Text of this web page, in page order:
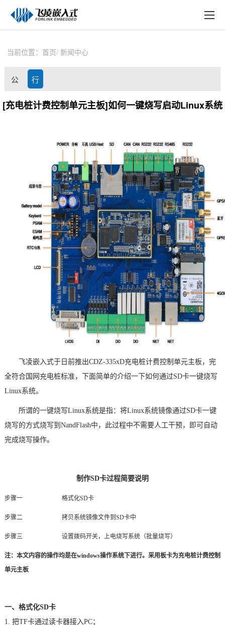
技术与支持
在线文档
新闻中心
技术论坛
在线购买
当前位置： 首页 新闻中心
公
司
行
业
[充电桩计费控制单元主板]如何一键烧写启动Linux系统
飞凌嵌入式于日前推出CDZ-335xD充电桩计费控制单元主板，完
全符合国网 充电桩标准，下面简单的介绍一下如何通过SD卡一键烧写
Linux系统。
所谓的一键烧写Linux系统是指：将Linux系统镜像通过SD卡一键
烧写的方式烧写到NandFlash中，此过程中不需要人工干预，即可自动
完成烧写操作。
制作SD卡过程简要说明
步骤一 格式化SD卡
步骤二 拷贝系统镜像文件到SD卡中
步骤三 设置拨码开关，上电烧写系统（批量烧写）
注：本文内容的操作均是在windows操作系统下进行。采用板卡为充电桩计费控制
单元主板
一、格式化SD卡
1. 把TF卡通过读卡器接入PC；